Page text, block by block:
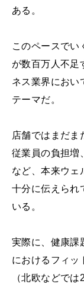
ある。
このペースでい
が数百万人不足
ネス業界におい
テーマだ。
店舗ではまだま
従業員の負担増
など、本来ウェ
十分に伝えられ
いる。
実際に、健康課
におけるフィッ
（北欧などで